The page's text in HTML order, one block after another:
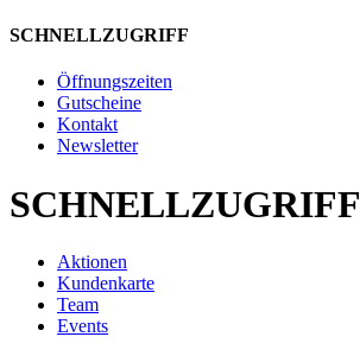
SCHNELLZUGRIFF
Öffnungszeiten
Gutscheine
Kontakt
Newsletter
SCHNELLZUGRIFF
Aktionen
Kundenkarte
Team
Events